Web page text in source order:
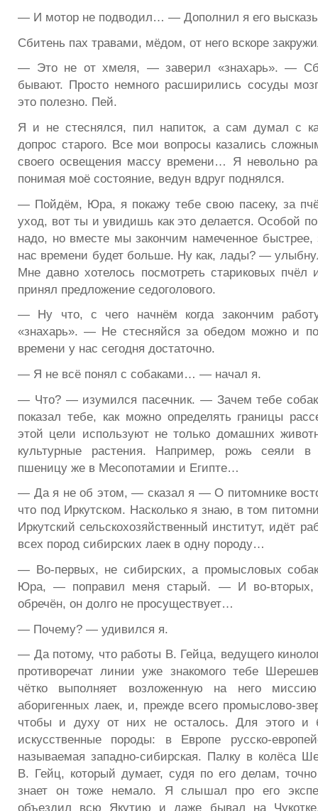
— И мотор не подводил… — Дополнил я его
Сбитень пах травами, мёдом, от него вскоре
— Это не от хмеля, — заверил «знахарь». —
бывают. Просто немного расширились сосуды
это полезно. Пей.
Я и не стеснялся, пил напиток, а сам думал с
допрос старого. Все мои вопросы казались
своего освещения массу времени… Я невольно
понимая моё состояние, ведун вдруг поднялся.
— Пойдём, Юра, я покажу тебе свою пасеку, за
уход, вот ты и увидишь как это делается. Особой
надо, но вместе мы закончим намеченное быстрее,
нас времени будет больше. Ну как, лады? —
Мне давно хотелось посмотреть стариковых пчёл
принял предложение седоголового.
— Ну что, с чего начнём когда закончим
«знахарь». — Не стесняйся за обедом можно и
времени у нас сегодня достаточно.
— Я не всё понял с собаками… — начал я.
— Что? — изумился пасечник. — Зачем тебе
показал тебе, как можно определять границы
этой цели используют не только домашних
культурные растения. Например, рожь сеяли
пшеницу же в Месопотамии и Египте…
— Да я не об этом, — сказал я — О питомнике
что под Иркутском. Насколько я знаю, в том
Иркутский сельскохозяйственный институт, идёт
всех пород сибирских лаек в одну породу…
— Во-первых, не сибирских, а промысловых
Юра, — поправил меня старый. — И во-вторых,
обречён, он долго не просуществует…
— Почему? — удивился я.
— Да потому, что работы В. Гейца, ведущего
противоречат линии уже знакомого тебе
чётко выполняет возложенную на него
аборигенных лаек, и, прежде всего промыслово-
чтобы и духу от них не осталось. Для этого и
искусственные породы: в Европе русско-
называемая западно-сибирская. Палку в колёса
В. Гейц, который думает, судя по его делам,
знает он тоже немало. Я слышал про его
объездил всю Якутию и даже бывал на